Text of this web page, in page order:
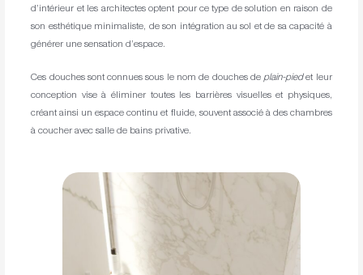
d’intérieur et les architectes optent pour ce type de solution en raison de
son esthétique minimaliste, de son intégration au sol et de sa capacité à
générer une sensation d’espace.
Ces douches sont connues sous le nom de douches deplain-piedet leur
conception vise à éliminer toutes les barrières visuelles et physiques,
créant ainsi un espace continu et fluide, souvent associé à des chambres
à coucher avec salle de bains privative.